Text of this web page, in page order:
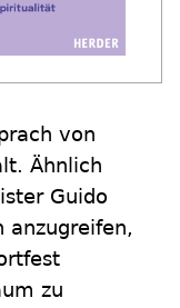
von
Ähnlich
Guido
anzugreifen,
zu